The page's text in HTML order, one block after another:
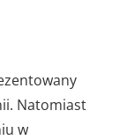
Natomiast
w